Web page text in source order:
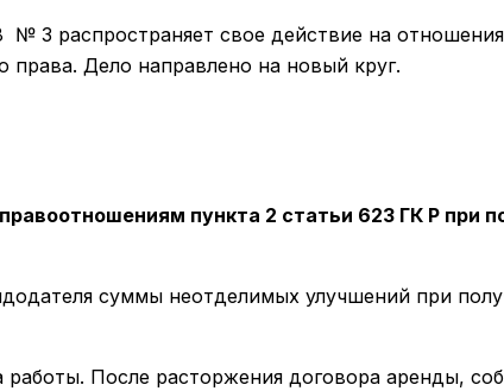
3 распространяет свое действие на
Дело направлено на новый круг.
пункта 2 статьи 623 ГК Р при
суммы неотделимых улучшений при
После расторжения договора аренды,